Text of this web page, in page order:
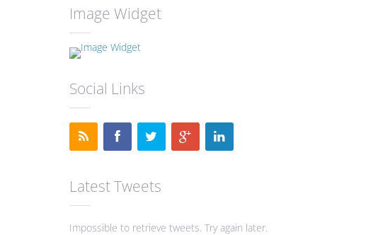
Image Widget
Social Links
Latest Tweets
Impossible to retrieve tweets. Try again later.